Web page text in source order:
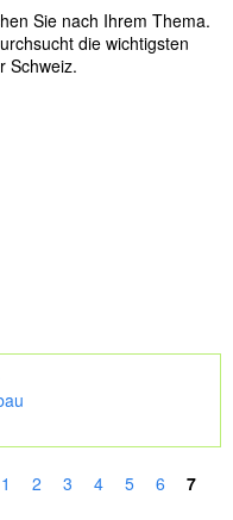
Sie nach Ihrem Thema.
die wichtigsten
Schweiz.
1 2 3 4 5 6 7